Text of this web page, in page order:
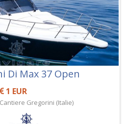
Di Max 37 Open
1 EUR
Cantiere Gregorini (Italie)